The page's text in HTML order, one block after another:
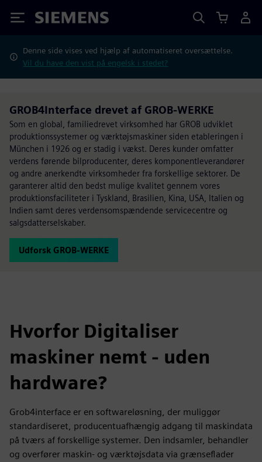
Siemens
Denne side vises ved hjælp af automatiseret oversættelse.
Vil du have den vist på engelsk i stedet?
GROB4Interface drevet af GROB-WERKE
Som en global, familiedrevet virksomhed har GROB udviklet
produktionssystemer og værktøjsmaskiner siden etableringen i
München i 1926 og er stadig i vækst. Deres kunder omfatter
verdens førende bilproducenter, deres komponentleverandører
og andre anerkendte virksomheder fra forskellige sektorer. De
garanterer altid den bedst mulige kvalitet gennem vores
produktionsfaciliteter i Tyskland, Brasilien, Kina, USA, Italien og
Indien samt deres verdensomspændende servicecentre og
salgsdatterselskaber.
Udforsk GROB-WERKE
Hvorfor Digitaliser
maskiner nemt - uden
hardware?
Grob4interface er en softwareløsning, der muliggør
standardiseret, producentuafhængig adgang til maskindata
på tværs af forskellige systemer. Den indsamler, behandler
og overfører maskin- og værktøjsdata via grænseflader